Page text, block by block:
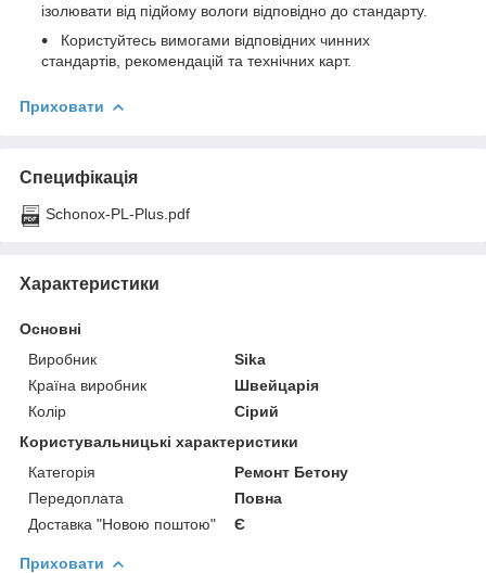
ізолювати від підйому вологи відповідно до стандарту.
Користуйтесь вимогами відповідних чинних
стандартів, рекомендацій та технічних карт.
Приховати
Специфікація
Schonox-PL-Plus.pdf
Характеристики
Основні
Виробник
Sika
Країна виробник
Швейцарія
Колір
Сірий
Користувальницькі характеристики
Категорія
Ремонт Бетону
Передоплата
Повна
Доставка "Новою поштою"
Є
Приховати